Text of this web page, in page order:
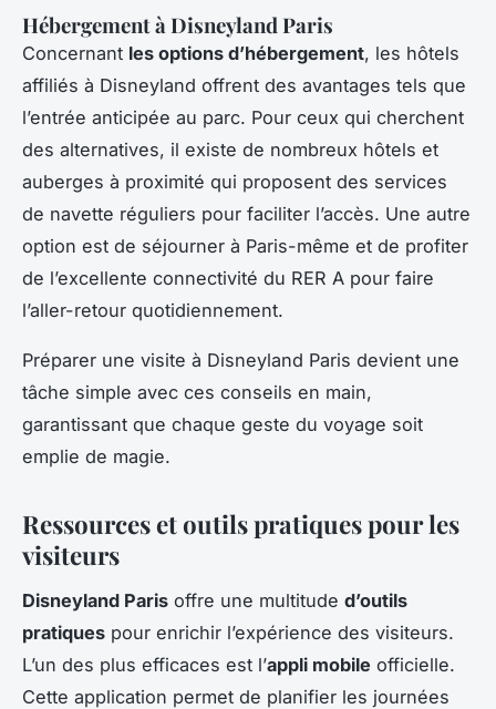
Hébergement à Disneyland Paris
Concernant les options d’hébergement, les hôtels
affiliés à Disneyland offrent des avantages tels que
l’entrée anticipée au parc. Pour ceux qui cherchent
des alternatives, il existe de nombreux hôtels et
auberges à proximité qui proposent des services
de navette réguliers pour faciliter l’accès. Une autre
option est de séjourner à Paris-même et de profiter
de l’excellente connectivité du RER A pour faire
l’aller-retour quotidiennement.
Préparer une visite à Disneyland Paris devient une
tâche simple avec ces conseils en main,
garantissant que chaque geste du voyage soit
emplie de magie.
Ressources et outils pratiques pour les
visiteurs
Disneyland Paris offre une multitude d’outils
pratiques pour enrichir l’expérience des visiteurs.
L’un des plus efficaces est l’appli mobile officielle.
Cette application permet de planifier les journées